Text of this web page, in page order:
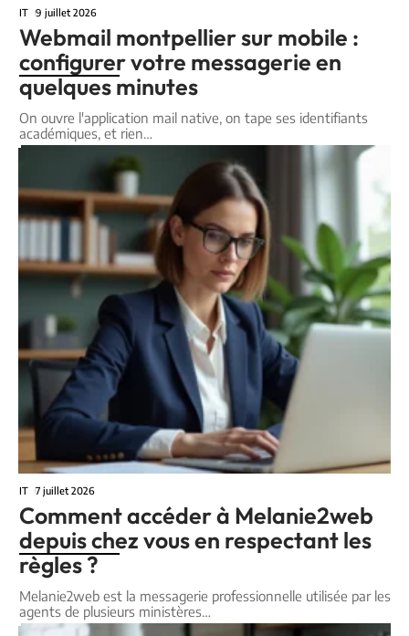
IT 9 juillet 2026
Webmail montpellier sur mobile :
configurer votre messagerie en
quelques minutes
On ouvre l'application mail native, on tape ses identifiants
académiques, et rien…
IT 7 juillet 2026
Comment accéder à Melanie2web
depuis chez vous en respectant les
règles ?
Melanie2web est la messagerie professionnelle utilisée par les
agents de plusieurs ministères